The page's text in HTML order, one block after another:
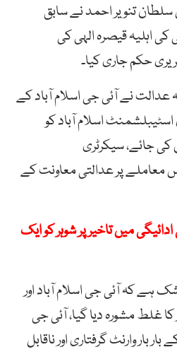
تنویر احمد نے سابق
کی اہلیہ قیصرہ الہی کی
حکم جاری کیا۔
عدالت نے آئی جی اسلام آباد کے
اسلام آباد کو
کی جائے، سیکرٹری
معاملے پر عدالتی معاونت کے
میں تاخیر پر شوہر کو ایک
ہے کہ آئی جی اسلام آباد اور
کا غلط مشورہ دیا گیا، آئی جی
بار وارنٹ گرفتاری اور ناقابل